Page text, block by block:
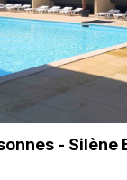
- Silène